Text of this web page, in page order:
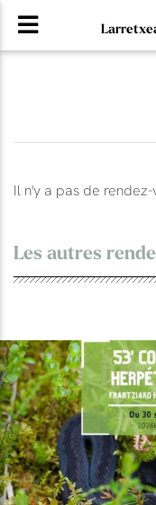
Il n'y a pas de rendez-
Les autres